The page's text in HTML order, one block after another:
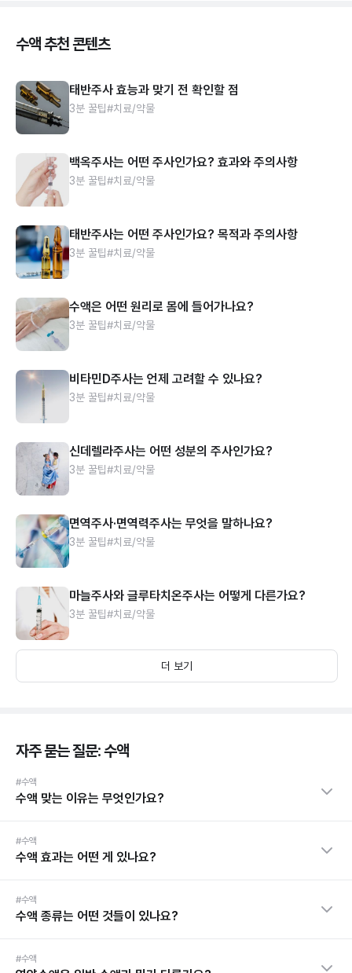
수액 추천 콘텐츠
태반주사 효능과 맞기 전 확인할 점
3분 꿀팁#치료/약물
백옥주사는 어떤 주사인가요? 효과와 주의사항
3분 꿀팁#치료/약물
태반주사는 어떤 주사인가요? 목적과 주의사항
3분 꿀팁#치료/약물
수액은 어떤 원리로 몸에 들어가나요?
3분 꿀팁#치료/약물
비타민D주사는 언제 고려할 수 있나요?
3분 꿀팁#치료/약물
신데렐라주사는 어떤 성분의 주사인가요?
3분 꿀팁#치료/약물
면역주사·면역력주사는 무엇을 말하나요?
3분 꿀팁#치료/약물
마늘주사와 글루타치온주사는 어떻게 다른가요?
3분 꿀팁#치료/약물
더 보기
자주 묻는 질문: 수액
#수액
수액 맞는 이유는 무엇인가요?
#수액
수액 효과는 어떤 게 있나요?
#수액
수액 종류는 어떤 것들이 있나요?
#수액